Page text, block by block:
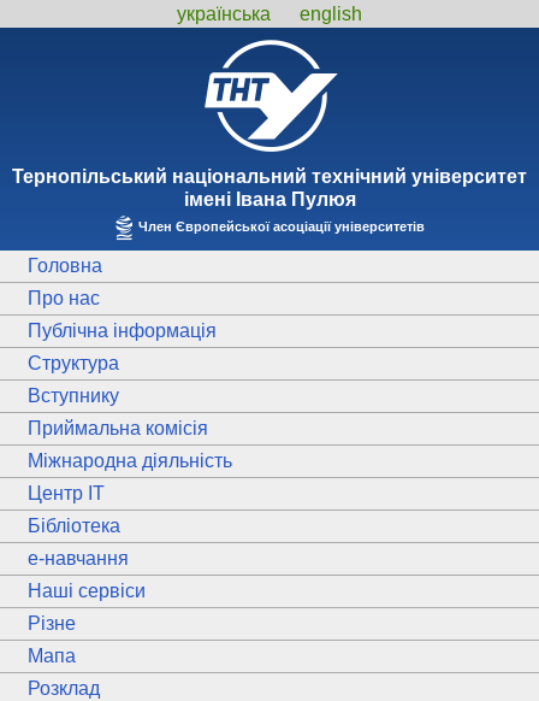
українська english
Тернопiльський національний технiчний унiверситет
iменi Iвана Пулюя
Член Європейської асоціації університетів
Головна
Про нас
Публічна інформація
Структура
Вступнику
Приймальна комісія
Міжнародна діяльність
Центр ІТ
Бібліотека
e-навчання
Наші сервіси
Різне
Мапа
Розклад